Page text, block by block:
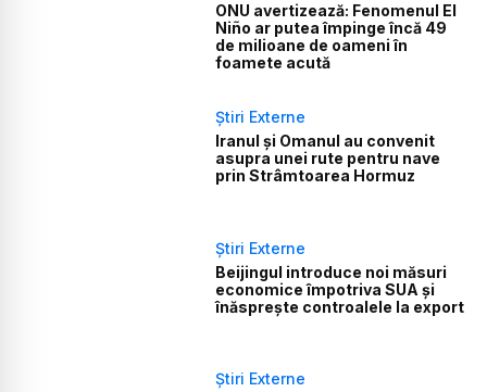
ONU avertizează: Fenomenul El
Niño ar putea împinge încă 49
de milioane de oameni în
foamete acută
Știri Externe
Iranul și Omanul au convenit
asupra unei rute pentru nave
prin Strâmtoarea Hormuz
Știri Externe
Beijingul introduce noi măsuri
economice împotriva SUA și
înăsprește controalele la export
Știri Externe